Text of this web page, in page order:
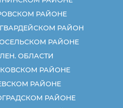
РАЙОНЕ
РАЙОН
РАЙОНЕ
ОБЛАСТИ
РАЙОНЕ
РАЙОНЕ
РАЙОНЕ